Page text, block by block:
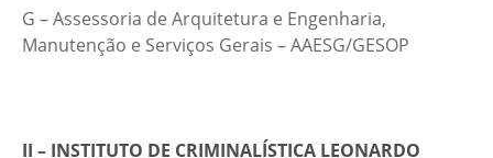
G – Assessoria de Arquitetura e Engenharia,
Manutenção e Serviços Gerais – AAESG/GESOP
II – INSTITUTO DE CRIMINALÍSTICA LEONARDO